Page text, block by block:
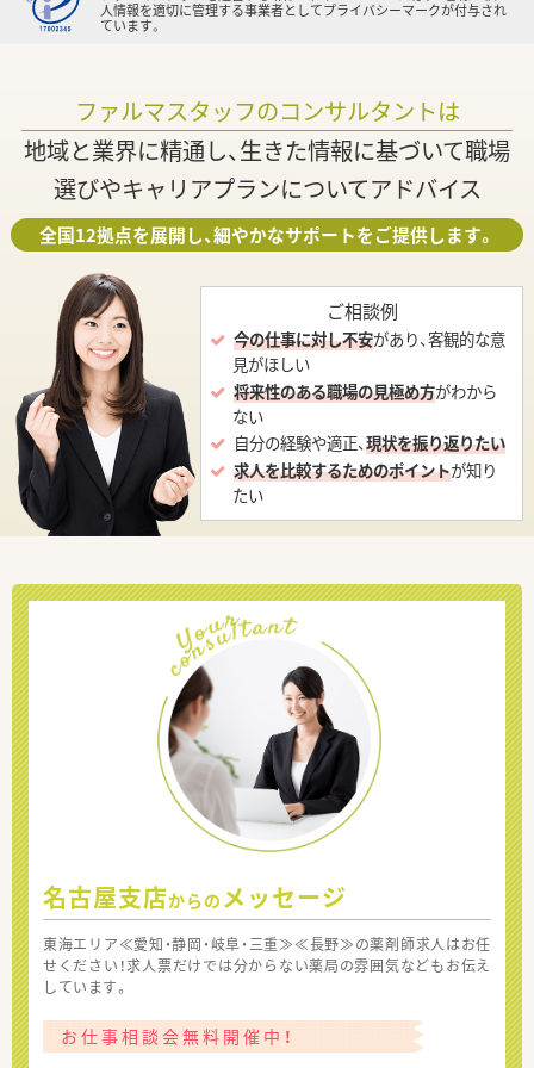
人情報を適切に管理する事業者としてプライバシーマークが付与され
ています。
ファルマスタッフのコンサルタントは
地域と業界に精通し、生きた情報に基づいて職場
選びやキャリアプランについてアドバイス
全国12拠点を展開し、細やかなサポートをご提供します。
ご相談例
今の仕事に対し不安があり、客観的な意
見がほしい
将来性のある職場の見極め方がわから
ない
自分の経験や適正、現状を振り返りたい
求人を比較するためのポイントが知り
たい
名古屋支店からの メッセージ
東海エリア≪愛知・静岡・岐阜・三重≫≪長野≫の薬剤師求人はお任
せください！求人票だけでは分からない薬局の雰囲気などもお伝え
しています。
お仕事相談会無料開催中！